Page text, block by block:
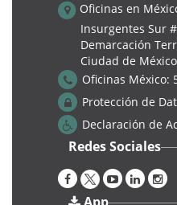
Cursos
Oficinas en
Insurgentes Sur
Demarcación
Ciudad de
Oficinas México:
Protección de
Declaración de
Redes Sociales